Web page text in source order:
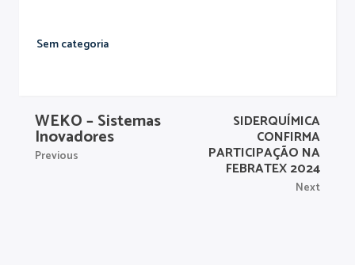
Sem categoria
WEKO – Sistemas
Inovadores
Previous
SIDERQUÍMICA
CONFIRMA
PARTICIPAÇÃO NA
FEBRATEX 2024
Next